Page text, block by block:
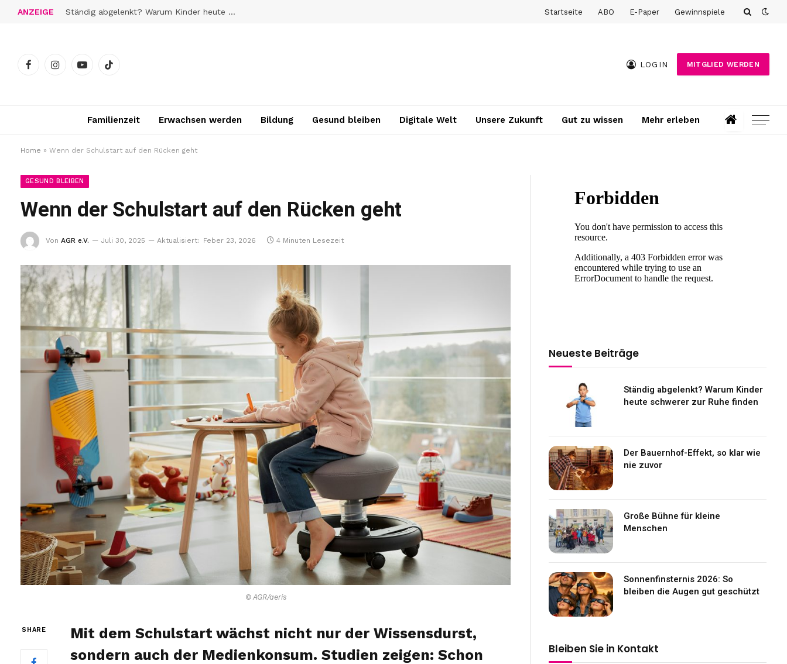
ANZEIGE Ständig abgelenkt? Warum Kinder heute schwerer zur Ruhe finden Startseite ABO E-Paper Gewinnspiele
FacebookInstagramYouTubeTikTok
LOGIN MITGLIED WERDEN
Familienzeit Erwachsen werden Bildung Gesund bleiben Digitale Welt Unsere Zukunft Gut zu wissen Mehr erleben
Home » Wenn der Schulstart auf den Rücken geht
GESUND BLEIBEN
Wenn der Schulstart auf den Rücken geht
Von AGR e.V. Juli 30, 2025 Aktualisiert: Feber 23, 2026 4 Minuten Lesezeit
© AGR/aeris
SHARE
Mit dem Schulstart wächst nicht nur der Wissensdurst,
sondern auch der Medienkonsum. Studien zeigen: Schon
Neueste Beiträge
Ständig abgelenkt? Warum Kinder
heute schwerer zur Ruhe finden
Der Bauernhof-Effekt, so klar wie
nie zuvor
Große Bühne für kleine
Menschen
Sonnenfinsternis 2026: So
bleiben die Augen gut geschützt
Bleiben Sie in Kontakt